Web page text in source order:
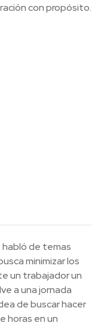
con propósito.
habló de temas
minimizar los
un trabajador un
a una jornada
de buscar hacer
horas en un